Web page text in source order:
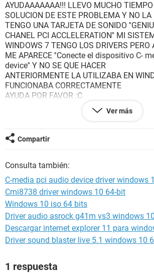
AYUDAAAAAAA!!! LLEVO MUCHO
SOLUCION DE ESTE PROBLEMA Y NO LA
TENGO UNA TARJETA DE SONIDO
CHANEL PCI ACCLELERATION'' MI
WINDOWS 7 TENGO LOS DRIVERS PERO
ME APARECE ''Conecte el dispositivo C-
device'' Y NO SE QUE HACER
ANTERIORMENTE LA UTILIZABA EN
FUNCIONABA CORRECTAMENTE
AYUDA POR FAVOR :C
Ver más
Compartir
Consulta también:
C-media pci audio device driver windows
Cmi8738 driver windows 10 64-bit
Windows 10 iso 64 bits
Driver audio asrock g41m vs3 windows
Descargar internet explorer 11 para
Driver sound blaster live 5.1 windows 10
1 respuesta